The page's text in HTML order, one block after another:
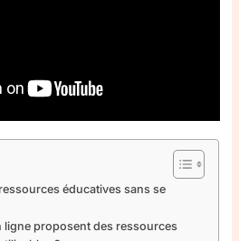
éducatives sans se
ligne proposent des ressources